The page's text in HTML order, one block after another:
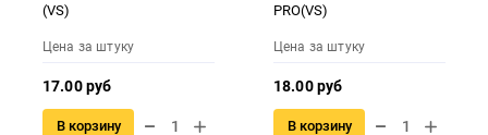
(VS)
Цена за штуку
17.00 руб
В корзину
PRO(VS)
Цена за штуку
18.00 руб
В корзину